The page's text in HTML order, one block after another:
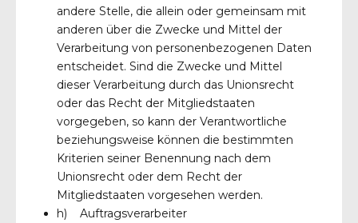
andere Stelle, die allein oder gemeinsam mit
anderen über die Zwecke und Mittel der
Verarbeitung von personenbezogenen Daten
entscheidet. Sind die Zwecke und Mittel
dieser Verarbeitung durch das Unionsrecht
oder das Recht der Mitgliedstaaten
vorgegeben, so kann der Verantwortliche
beziehungsweise können die bestimmten
Kriterien seiner Benennung nach dem
Unionsrecht oder dem Recht der
Mitgliedstaaten vorgesehen werden.
h) Auftragsverarbeiter